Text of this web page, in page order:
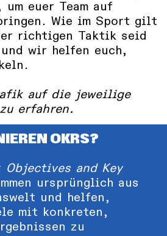
euer Team auf
Wie im Sport gilt
richtigen Taktik seid
wir helfen euch,
auf die jeweilige
erfahren.
OKRS?
Objectives and Key
ursprünglich aus
und helfen,
mit konkreten,
zu